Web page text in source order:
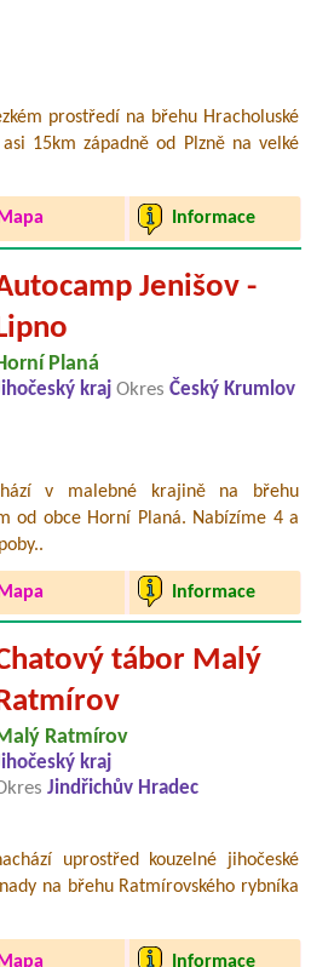
prostředí na břehu Hracholuské
15km západně od Plzně na velké
Informace
Jenišov -
Planá
kraj Okres Český Krumlov
v malebné krajině na břehu
od obce Horní Planá. Nabízíme 4 a
Mapa Informace
tábor Malý
Ratmírov
kraj
Jindřichův Hradec
uprostřed kouzelné jihočeské
na břehu Ratmírovského rybníka
Mapa Informace